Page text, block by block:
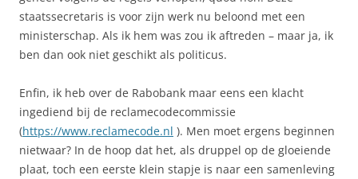
staatssecretaris is voor zijn werk nu beloond met een
ministerschap. Als ik hem was zou ik aftreden – maar ja, ik
ben dan ook niet geschikt als politicus.
Enfin, ik heb over de Rabobank maar eens een klacht
ingediend bij de reclamecodecommissie
(https://www.reclamecode.nl ). Men moet ergens beginnen
nietwaar? In de hoop dat het, als druppel op de gloeiende
plaat, toch een eerste klein stapje is naar een samenleving